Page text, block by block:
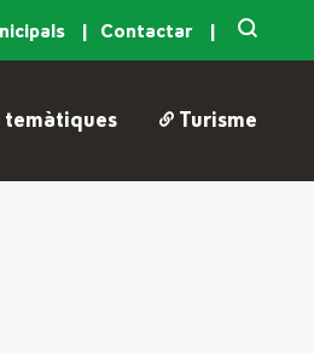
Contactar
temàtiques Turisme